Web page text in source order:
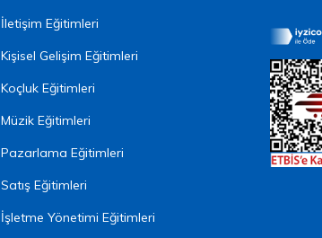
İletişim Eğitimleri
Kişisel Gelişim Eğitimleri
Koçluk Eğitimleri
Müzik Eğitimleri
Pazarlama Eğitimleri
Satış Eğitimleri
İşletme Yönetimi Eğitimleri